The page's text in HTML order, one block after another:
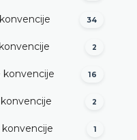
34
2
konvencije 16
konvencije 2
konvencije 1